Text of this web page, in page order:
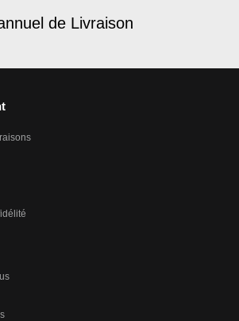
de Livraison